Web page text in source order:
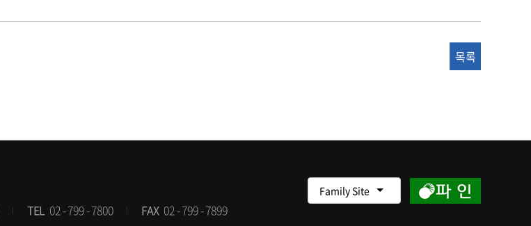
목록
TEL 02 - 799 - 7800 FAX 02 - 799 - 7899
Family Site